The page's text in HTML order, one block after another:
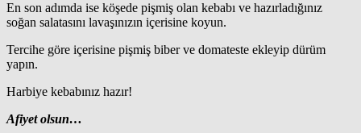
En son adımda ise köşede pişmiş olan kebabı ve hazırladığınız
soğan salatasını lavaşınızın içerisine koyun.
Tercihe göre içerisine pişmiş biber ve domateste ekleyip dürüm
yapın.
Harbiye kebabınız hazır!
Afiyet olsun…